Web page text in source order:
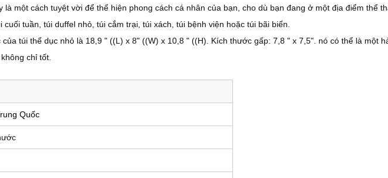
một cách tuyệt vời để thể hiện phong cách cá nhân của bạn, cho dù bạn đang ở một địa điểm thể
tuần, túi duffel nhỏ, túi cắm trại, túi xách, túi bệnh viện hoặc túi bãi biển.
túi thể dục nhỏ là 18,9 " ((L) x 8" ((W) x 10,8 " ((H). Kích thước gấp: 7,8 " x 7,5". nó có thể là một
chỉ tốt.
Quốc